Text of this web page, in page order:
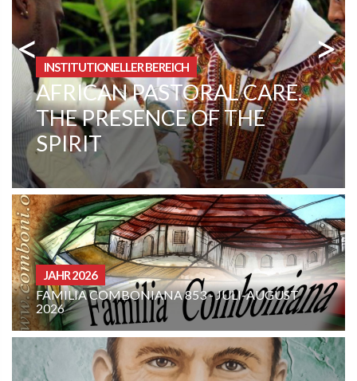
<
INSTITUTIONELLER BEREICH
KOLUMBIEN: MISSION IN
ARAUCA
>
853 - JULI-AUGUST
CURIA -
AUGUST 2026